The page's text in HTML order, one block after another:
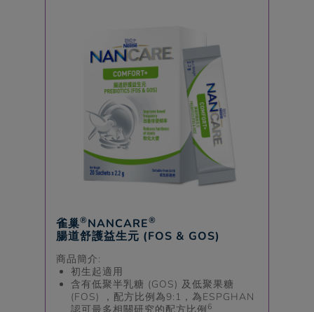
雀巢®NANCARE®
腸道舒護益生元 (FOS & GOS)
商品簡介:
初生起適用
含有低聚半乳糖 (GOS) 及低聚果糖
(FOS) ，配方比例為9:1，為ESPGHAN
6